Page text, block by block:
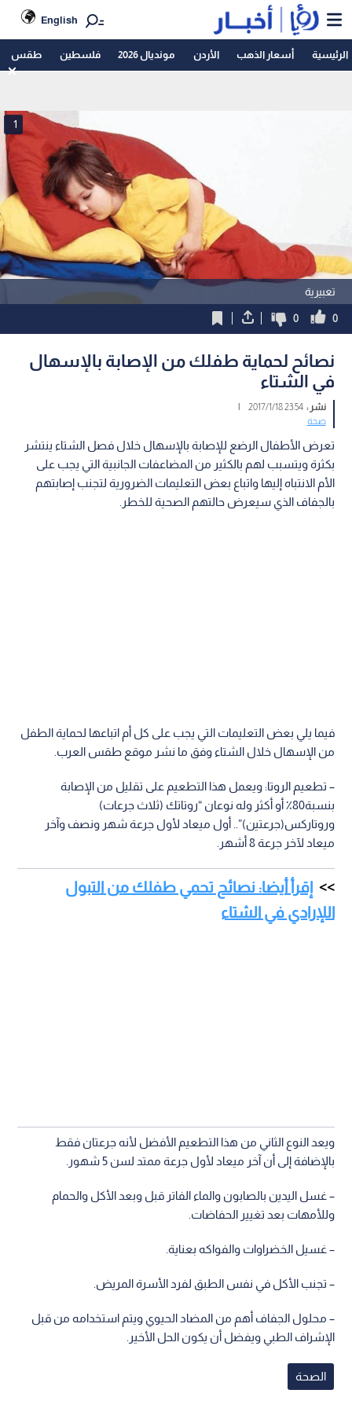
English
الرئيسية أسعار الذهب الأردن مونديال 2026 فلسطين طقس
تعبيرية
1
0
0
نصائح لحماية طفلك من الإصابة بالإسهال
في الشتاء
نشر :23:54 2017/1/18
|
صحة
تعرض الأطفال الرضع للإصابة بالإسهال خلال فصل الشتاء ينتشر
بكثرة ويتسبب لهم بالكثير من المضاعفات الجانبية التي يجب على
الأم الانتباه إليها واتباع بعض التعليمات الضرورية لتجنب إصابتهم
بالجفاف الذي سيعرض حالتهم الصحية للخطر.
فيما يلي بعض التعليمات التي يجب على كل أم اتباعها لحماية الطفل
من الإسهال خلال الشتاء وفق ما نشر موقع طقس العرب.
– تطعيم الروتا: ويعمل هذا التطعيم على تقليل من الإصابة
بنسبة80٪ أو أكثر وله نوعان “روتاتك (ثلاث جرعات)
وروتاركس(جرعتين)”.. أول ميعاد لأول جرعة شهر ونصف وآخر
ميعاد لآخر جرعة 8 أشهر.
إقرأ أيضا: نصائح تحمي طفلك من التبول
اللإرادي في الشتاء
ويعد النوع الثاني من هذا التطعيم الأفضل لأنه جرعتان فقط
بالإضافة إلى أن آخر ميعاد لأول جرعة ممتد لسن 5 شهور.
– غسل اليدين بالصابون والماء الفاتر قبل وبعد الأكل والحمام
وللأمهات بعد تغيير الحفاضات.
– غسيل الخضراوات والفواكه بعناية.
– تجنب الأكل في نفس الطبق لفرد الأسرة المريض.
– محلول الجفاف أهم من المضاد الحيوي ويتم استخدامه من قبل
الإشراف الطبي ويفضل أن يكون الحل الأخير.
الصحة